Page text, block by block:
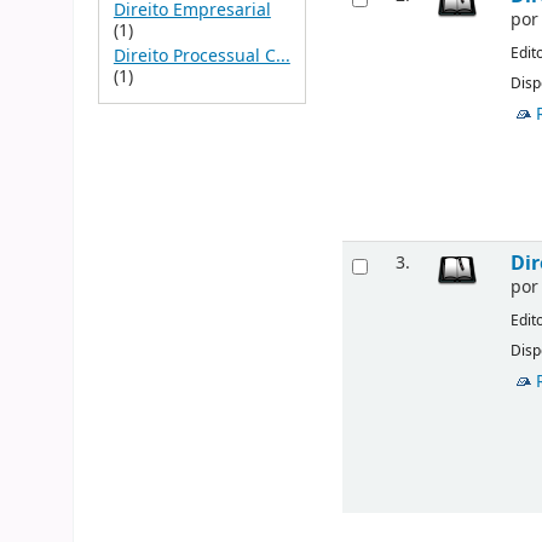
Direito Empresarial
(1)
Direito Processual C...
(1)
3.